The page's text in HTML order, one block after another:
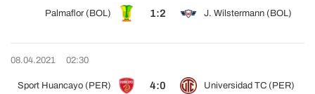
Palmaflor (BOL) 1:2 J. Wilstermann (BOL)
08.04.2021 02:30
Sport Huancayo (PER) 4:0 Universidad TC (PER)